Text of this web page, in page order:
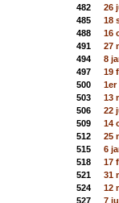
482
26
485
18
488
16
491
27
494
8
497
19
500
1er
503
13
506
22
509
14
512
25
515
6
518
17
521
31
524
12
527
7